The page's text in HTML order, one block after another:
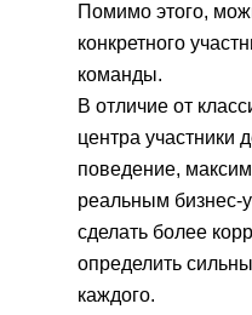
Помимо этого,
конкретного
команды.
В отличие от
центра участники
поведение,
реальным бизнес-
сделать более
определить
каждого.